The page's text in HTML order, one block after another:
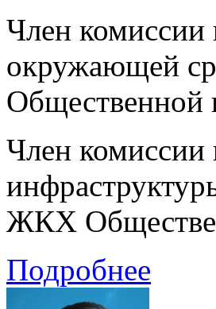
Член комиссии
окружающей
Общественной
Член комиссии
ЖКХ
Подробнее